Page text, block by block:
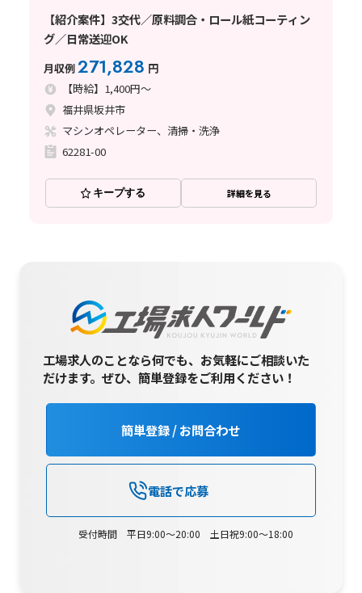
【紹介案件】3交代／原料調合・ロール紙コーティン
グ／日常送迎OK
月収例271,828 円
【時給】1,400円～
福井県坂井市
マシンオペレーター、清掃・洗浄
62281-00
キープする 詳細を見る
工場求人のことなら何でも、お気軽にご相談いた
だけます。ぜひ、簡単登録をご利用ください！
簡単登録 / お問合わせ
電話で応募
受付時間 平日9:00～20:00 土日祝9:00～18:00